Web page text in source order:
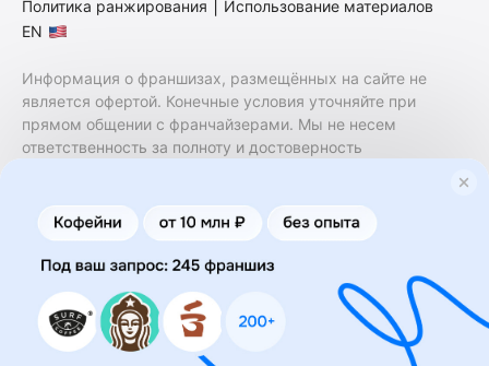
Политика ранжирования
Использование материалов
EN
Информация о франшизах, размещённых на сайте не
является офертой. Конечные условия уточняйте при
прямом общении с франчайзерами. Мы не несем
ответственность за полноту и достоверность
финансовые услуги. Заключение договоров
коммерческой концессии (франчайзинга) осуществляется
правообладателями/их представителями. Бизнесменс.ру
не является посредником или представителем
правообладателя и не несет ответственность за условия
предоставления франшизы и действия лиц,
осуществленные на основании информации, имеющейся